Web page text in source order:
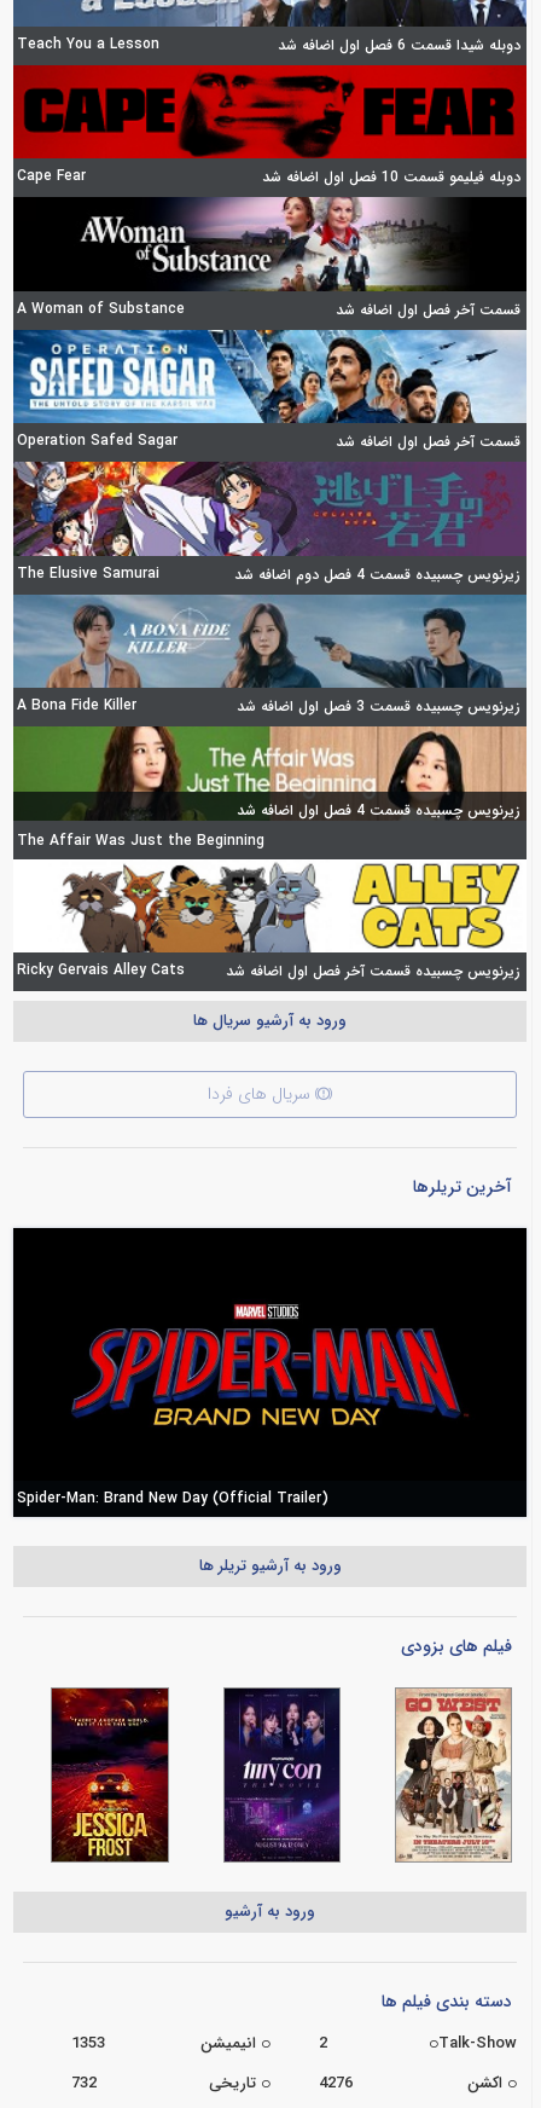
دوبله شیدا قسمت 6 فصل اول اضافه شد Teach You a Lesson
دوبله فیلیمو قسمت 10 فصل اول اضافه شد Cape Fear
قسمت آخر فصل اول اضافه شد A Woman of Substance
قسمت آخر فصل اول اضافه شد Operation Safed Sagar
زیرنویس چسبیده قسمت 4 فصل دوم اضافه شد The Elusive Samurai
زیرنویس چسبیده قسمت 3 فصل اول اضافه شد A Bona Fide Killer
زیرنویس چسبیده قسمت 4 فصل اول اضافه شد
The Affair Was Just the Beginning
زیرنویس چسبیده قسمت آخر فصل اول اضافه شد Ricky Gervais Alley Cats
ورود به آرشیو سریال ها
سریال های فردا
آخرین تریلرها
Spider-Man: Brand New Day (Official Trailer)
ورود به آرشیو تریلر ها
فیلم های بزودی
ورود به آرشیو
دسته بندی فیلم ها
Talk-Show
2 انیمیشن
1353
اکشن
4276 تاریخی
732